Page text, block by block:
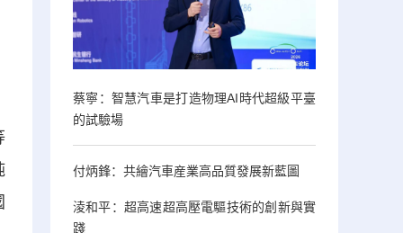
蔡寧：智慧汽車是打造物理AI時代超級平臺
的試驗場
付炳鋒：共繪汽車産業高品質發展新藍圖
淩和平：超高速超高壓電驅技術的創新與實
踐